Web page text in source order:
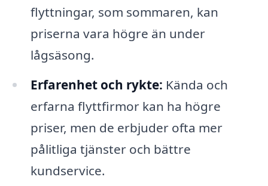
flyttningar, som sommaren, kan
priserna vara högre än under
lågsäsong.
Erfarenhet och rykte: Kända och
erfarna flyttfirmor kan ha högre
priser, men de erbjuder ofta mer
pålitliga tjänster och bättre
kundservice.